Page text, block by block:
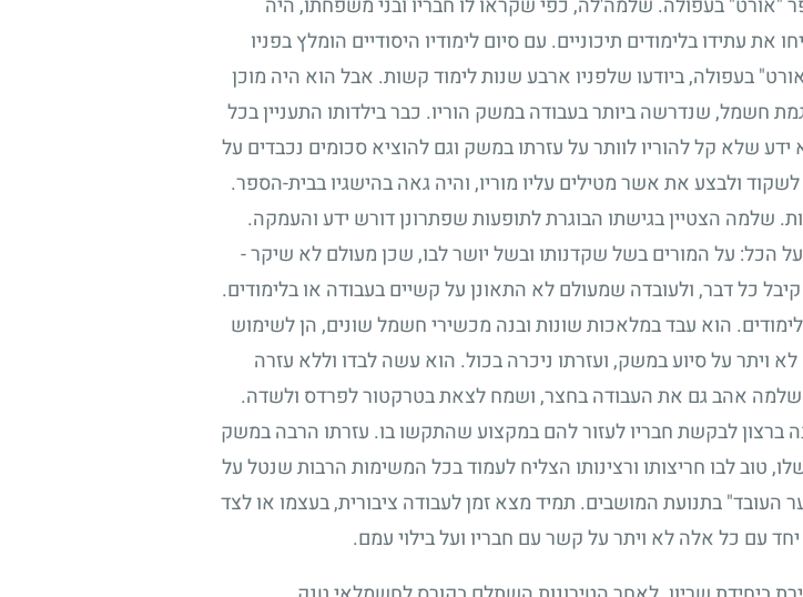
"אורט" בעפולה. שלמה'לה, כפי שקראו לו חבריו ובני משפחתו, היה
עתידו בלימודים תיכוניים. עם סיום לימודיו היסודיים הומלץ בפניו
בעפולה, ביודעו שלפניו ארבע שנות לימוד קשות. אבל הוא היה מוכן
שנדרשה ביותר בעבודה במשק הוריו. כבר בילדותו התעניין בכל
שלא קל להוריו לוותר על עזרתו במשק וגם להוציא סכומים נכבדים על
לשקוד ולבצע את אשר מטילים עליו מוריו, והיה גאה בהישגיו בבית-הספר.
שלמה הצטיין בגישתו הבוגרת לתופעות שפתרונן דורש ידע והעמקה.
הכל: על המורים בשל שקדנותו ובשל יושר לבו, שכן מעולם לא שיקר-
כל דבר, ולעובדה שמעולם לא התאונן על קשיים בעבודה או בלימודים.
הוא עבד במלאכות שונות ובנה מכשירי חשמל שונים, הן לשימוש
ויתר על סיוע במשק, ועזרתו ניכרה בכול. הוא עשה לבדו וללא עזרה
שלמה אהב גם את העבודה בחצר, ושמח לצאת בטרקטור לפרדס ולשדה.
לבקשת חבריו לעזור להם במקצוע שהתקשו בו. עזרתו הרבה במשק
טוב לבו חריצותו ורצינותו הצליח לעמוד בכל המשימות הרבות שנטל על
העובד" בתנועת המושבים. תמיד מצא זמן לעבודה ציבורית, בעצמו או לצד
עם כל אלה לא ויתר על קשר עם חבריו ועל בילוי עמם.